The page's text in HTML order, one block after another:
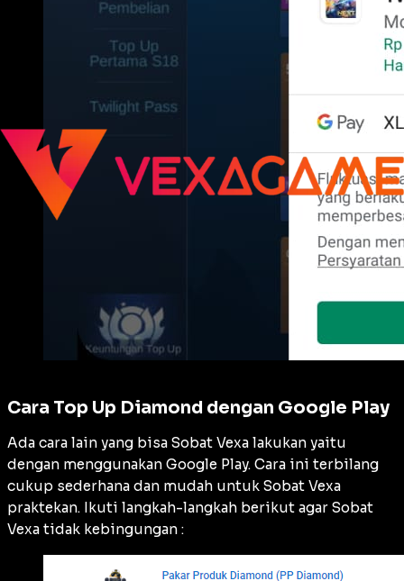
Cara Top Up Diamond dengan Google Play
Ada cara lain yang bisa Sobat Vexa lakukan yaitu
dengan menggunakan Google Play. Cara ini terbilang
cukup sederhana dan mudah untuk Sobat Vexa
praktekan. Ikuti langkah-langkah berikut agar Sobat
Vexa tidak kebingungan :